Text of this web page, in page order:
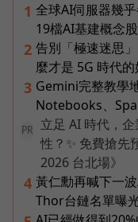
1 全球AI伺服器幾
19檔AI基建概念
2 告別「極速迷思
麼才是 5G 時代的
3 Gemini完整教學
Notebooks、
PR
立足 AI 時代，
性？✨ 免費搶
2026 台北場》
4 黃仁勳再喊下一
Thor台鏈名單曝